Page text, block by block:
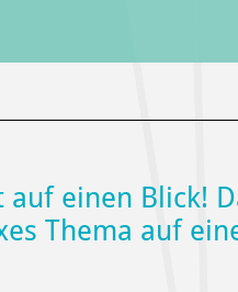
auf einen Blick!
Thema auf